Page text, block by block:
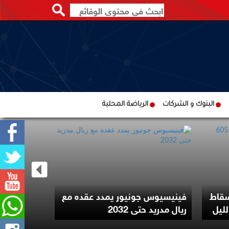
البنوك و الشركات الرياضة المحلية
فينيسيوس جونيور يمدد عقده مع
ريال مدريد حتى 2032
ترامب
لتقييد